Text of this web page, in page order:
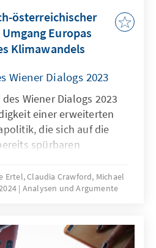
österreichischer
Europas
Klimawandels
Wiener Dialogs 2023
Wiener Dialogs 2023
einer erweiterten
die sich auf die
spürbaren
insbesondere
Der
der systematischen
Claudia Crawford, Michael
Analysen und Argumente